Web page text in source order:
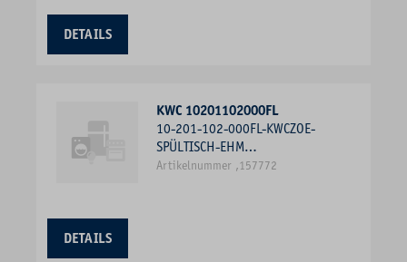
DETAILS
KWC 10201102000FL
10-201-102-000FL-KWCZOE-
SPÜLTISCH-EHM
AUSZUGAUSLAUF, OHNE LICHT,
Artikelnummer ,157772
DETAILS